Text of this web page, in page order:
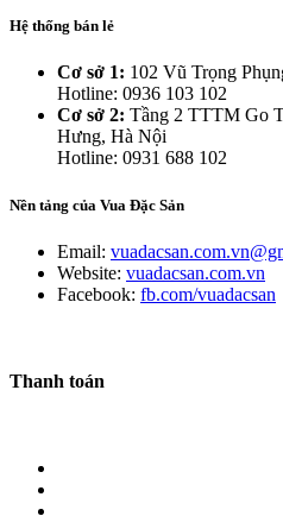
Hệ thống bán lẻ
Cơ sở 1: 102 Vũ Trọng
Hotline: 0936 103 102
Cơ sở 2: Tầng 2 TTTM Go
Hưng, Hà Nội
Hotline: 0931 688 102
Nền tảng của Vua Đặc Sản
Email:
Website: vuadacsan.com.vn
Facebook: fb.com/vuadacsan
Thanh toán